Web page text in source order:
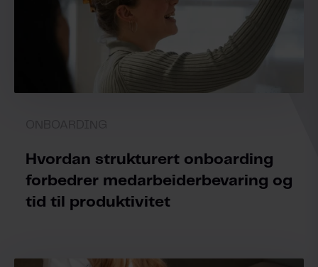
Hvordan strukturert onboarding
forbedrer medarbeiderbevaring og
tid til produktivitet